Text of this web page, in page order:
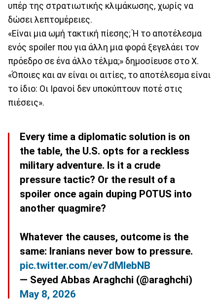
υπέρ της στρατιωτικής κλιμάκωσης, χωρίς να
δώσει λεπτομέρειες.
«Είναι μια ωμή τακτική πίεσης; Ή το αποτέλεσμα
ενός spoiler που για άλλη μια φορά ξεγελάει τον
πρόεδρο σε ένα άλλο τέλμα;» δημοσίευσε στο X.
«Όποιες και αν είναι οι αιτίες, το αποτέλεσμα είναι
το ίδιο: Οι Ιρανοί δεν υποκύπτουν ποτέ στις
πιέσεις».
Every time a diplomatic solution is on
the table, the U.S. opts for a reckless
military adventure. Is it a crude
pressure tactic? Or the result of a
spoiler once again duping POTUS into
another quagmire?
Whatever the causes, outcome is the
same: Iranians never bow to pressure.
pic.twitter.com/ev7dMIebNB
— Seyed Abbas Araghchi (@araghchi)
May 8, 2026